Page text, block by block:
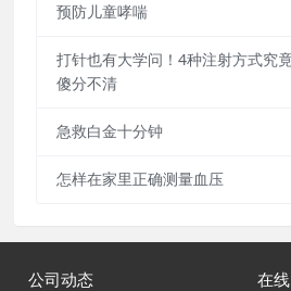
预防儿童哮喘
打针也有大学问！4种注射方式究
傻分不清
急救白金十分钟
怎样在家里正确测量血压
公司动态
在